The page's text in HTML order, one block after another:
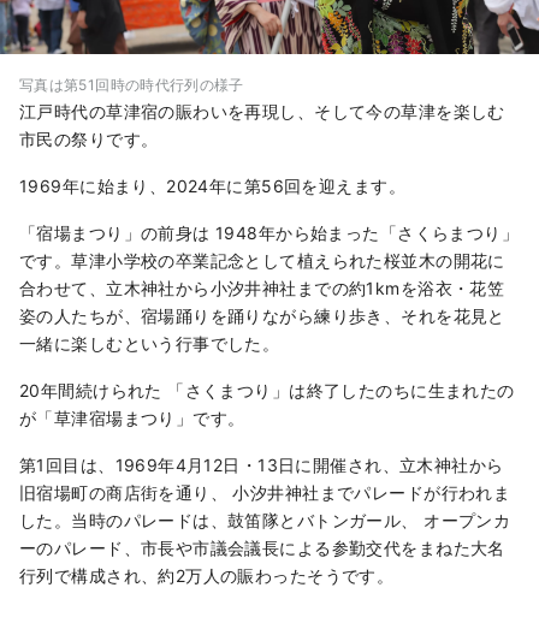
写真は第51回時の時代行列の様子
江戸時代の草津宿の賑わいを再現し、そして今の草津を楽しむ
市民の祭りです。
1969年に始まり、2024年に第56回を迎えます。
「宿場まつり」の前身は 1948年から始まった「さくらまつり」
です。草津小学校の卒業記念として植えられた桜並木の開花に
合わせて、立木神社から小汐井神社までの約1kmを浴衣・花笠
姿の人たちが、宿場踊りを踊りながら練り歩き、それを花見と
一緒に楽しむという行事でした。
20年間続けられた 「さくまつり」は終了したのちに生まれたの
が「草津宿場まつり」です。
第1回目は、1969年4月12日・13日に開催され、立木神社から
旧宿場町の商店街を通り、 小汐井神社までパレードが行われま
した。当時のパレードは、鼓笛隊とバトンガール、 オープンカ
ーのパレード、市長や市議会議長による参勤交代をまねた大名
行列で構成され、約2万人の賑わったそうです。